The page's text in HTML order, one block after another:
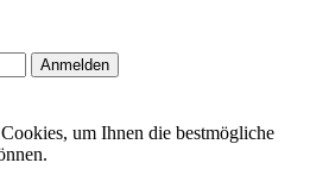
Anmelden
um Ihnen die bestmögliche